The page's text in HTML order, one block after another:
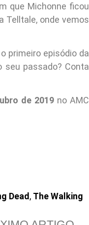
que Michonne ficou
Telltale, onde vemos
primeiro episódio da
seu passado? Conta
de 2019 no AMC
Dead , The Walking